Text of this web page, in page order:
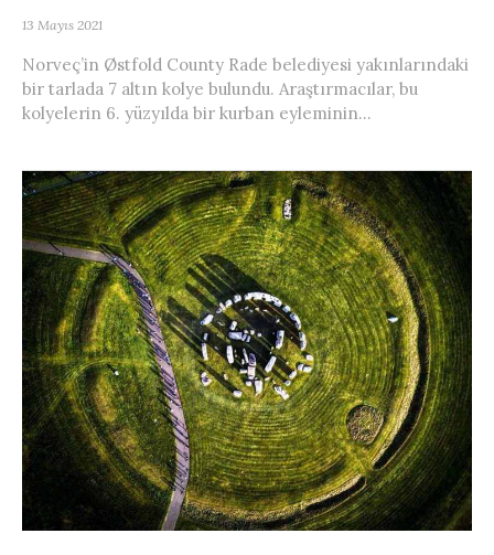
13 Mayıs 2021
Norveç’in Østfold County Rade belediyesi yakınlarındaki
bir tarlada 7 altın kolye bulundu. Araştırmacılar, bu
kolyelerin 6. yüzyılda bir kurban eyleminin...